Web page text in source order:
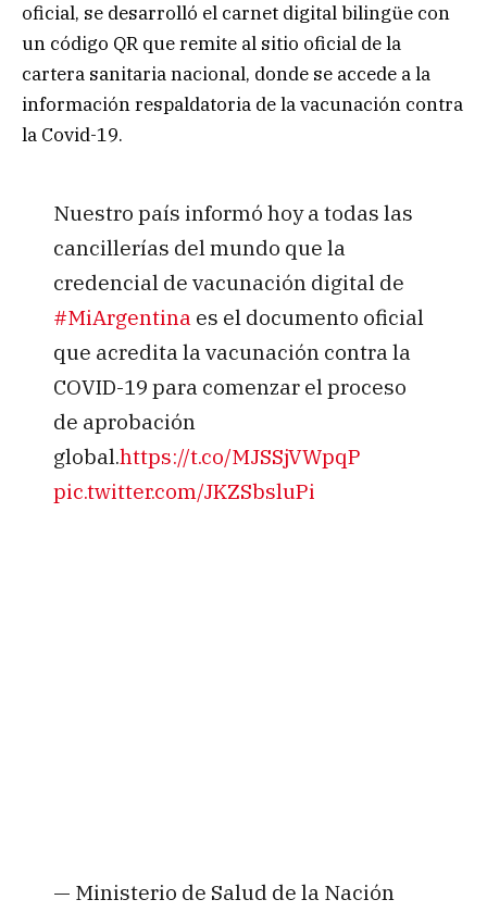
oficial, se desarrolló el carnet digital bilingüe con
un código QR que remite al sitio oficial de la
cartera sanitaria nacional, donde se accede a la
información respaldatoria de la vacunación contra
la Covid-19.
Nuestro país informó hoy a todas las
cancillerías del mundo que la
credencial de vacunación digital de
#MiArgentina es el documento oficial
que acredita la vacunación contra la
COVID-19 para comenzar el proceso
de aprobación
global.https://t.co/MJSSjVWpqP
pic.twitter.com/JKZSbsluPi
— Ministerio de Salud de la Nación